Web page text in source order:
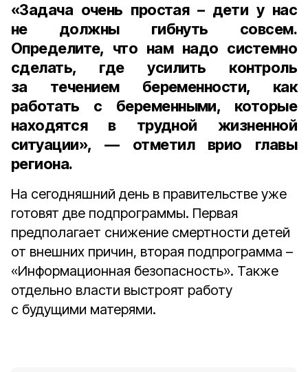
«Задача очень простая – дети у нас
не должны гибнуть совсем.
Определите, что нам надо системно
сделать, где усилить контроль
за течением беременности, как
работать с беременными, которые
находятся в трудной жизненной
ситуации», — отметил врио главы
региона.
На сегодняшний день в правительстве уже
готовят две подпрограммы. Первая
предполагает снижение смертности детей
от внешних причин, вторая подпрограмма –
«Информационная безопасность». Также
отдельно власти выстроят работу
с будущими матерями.